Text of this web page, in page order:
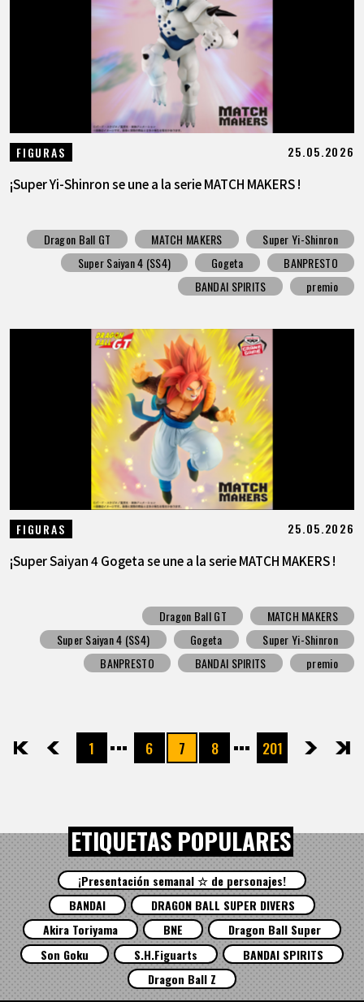
FIGURAS 25.05.2026
¡Super Yi-Shinron se une a la serie MATCH MAKERS !
Dragon Ball GT MATCH MAKERS
Super Yi-Shinron
Super Saiyan 4 (SS4)
Gogeta
BANPRESTO
BANDAI SPIRITS
premio
FIGURAS 25.05.2026
¡Super Saiyan 4 Gogeta se une a la serie MATCH MAKERS !
Dragon Ball GT
MATCH MAKERS
Super Saiyan 4 (SS4)
Gogeta
Super Yi-Shinron
BANPRESTO
BANDAI SPIRITS premio
先頭 前へ1 6 7 8 201次へ最後
ETIQUETAS POPULARES
¡Presentación semanal ☆ de personajes!
BANDAI
DRAGON BALL SUPER DIVERS
Akira Toriyama
BNE
Dragon Ball Super
Son Goku
S.H.Figuarts
BANDAI SPIRITS
Dragon Ball Z